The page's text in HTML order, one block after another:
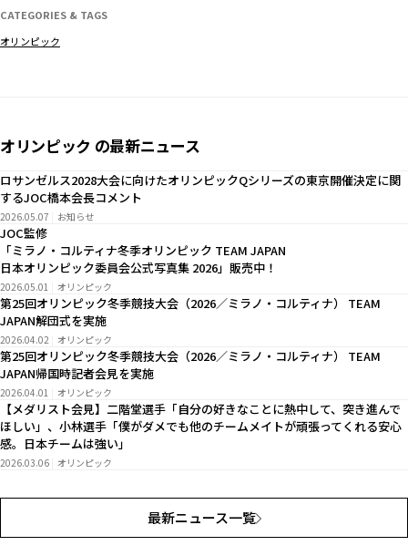
CATEGORIES & TAGS
オリンピック
オリンピック の最新ニュース
ロサンゼルス2028大会に向けたオリンピックQシリーズの東京開催決定に関
するJOC橋本会長コメント
2026.05.07 お知らせ
JOC監修
「ミラノ・コルティナ冬季オリンピック TEAM JAPAN
日本オリンピック委員会公式写真集 2026」販売中！
2026.05.01 オリンピック
第25回オリンピック冬季競技大会（2026／ミラノ・コルティナ） TEAM
JAPAN解団式を実施
2026.04.02 オリンピック
第25回オリンピック冬季競技大会（2026／ミラノ・コルティナ） TEAM
JAPAN帰国時記者会見を実施
2026.04.01 オリンピック
【メダリスト会見】二階堂選手「自分の好きなことに熱中して、突き進んで
ほしい」、小林選手「僕がダメでも他のチームメイトが頑張ってくれる安心
感。日本チームは強い」
2026.03.06 オリンピック
最新ニュース一覧